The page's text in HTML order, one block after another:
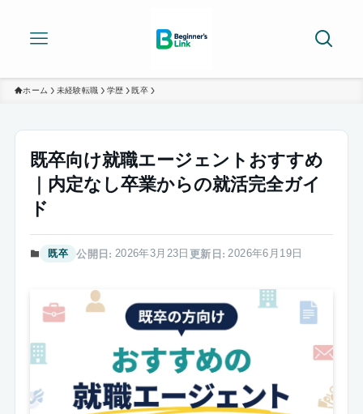
ホーム 未経験転職 学歴 既卒
既卒向け就職エージェントおすすめ
｜内定なし卒業からの就活完全ガイ
ド
既卒 2026年3月23日 2026年6月19日